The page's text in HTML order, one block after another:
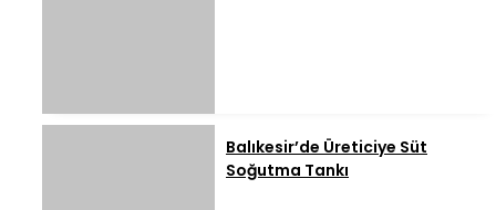
Balıkesir’de Üreticiye Süt
Soğutma Tankı